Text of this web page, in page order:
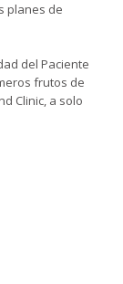
planes de
del Paciente
frutos de
Clinic, a solo